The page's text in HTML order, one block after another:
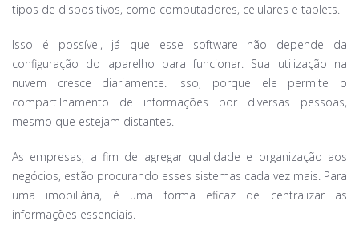
tipos de dispositivos, como computadores, celulares e tablets.
Isso é possível, já que esse software não depende da
configuração do aparelho para funcionar. Sua utilização na
nuvem cresce diariamente. Isso, porque ele permite o
compartilhamento de informações por diversas pessoas,
mesmo que estejam distantes.
As empresas, a fim de agregar qualidade e organização aos
negócios, estão procurando esses sistemas cada vez mais. Para
uma imobiliária, é uma forma eficaz de centralizar as
informações essenciais.